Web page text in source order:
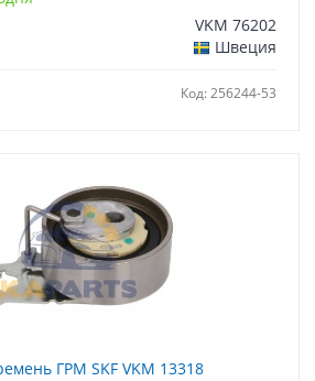
VKM 76202
Швеция
Код: 256244-53
ГРМ SKF VKM 13318